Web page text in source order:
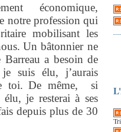
économique,
notre profession qui
mobilisant les
Un bâtonnier ne
a besoin de
suis élu, j’aurais
toi. De même,
si
je resterai à ses
depuis plus de 30